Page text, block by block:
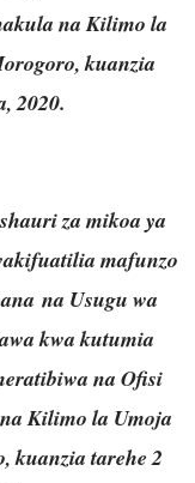
na Kilimo la
kuanzia
2020.
za mikoa ya
mafunzo
na Usugu wa
kwa kutumia
na Ofisi
Kilimo la Umoja
kuanzia tarehe 2